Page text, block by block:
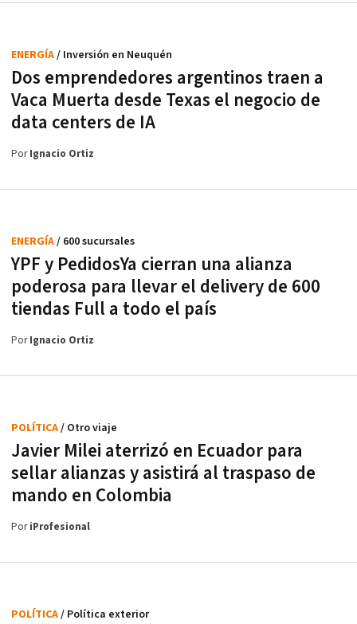
Dos emprendedores argentinos traen a
Vaca Muerta desde Texas el negocio de
data centers de IA
ENERGÍA/ Inversión en Neuquén
PorIgnacio Ortiz
YPF y PedidosYa cierran una alianza
poderosa para llevar el delivery de 600
tiendas Full a todo el país
ENERGÍA/ 600 sucursales
PorIgnacio Ortiz
Javier Milei aterrizó en Ecuador para
sellar alianzas y asistirá al traspaso de
mando en Colombia
POLÍTICA/ Otro viaje
PoriProfesional
POLÍTICA/ Política exterior